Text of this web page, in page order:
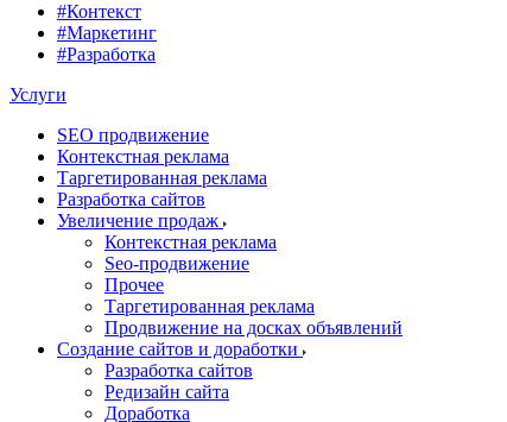
#Контекст
#Маркетинг
#Разработка
Услуги
SEO продвижение
Контекстная реклама
Таргетированная реклама
Разработка сайтов
Увеличение продаж
Контекстная реклама
Seo-продвижение
Прочее
Таргетированная реклама
Продвижение на досках объявлений
Создание сайтов и доработки
Разработка сайтов
Редизайн сайта
Доработка